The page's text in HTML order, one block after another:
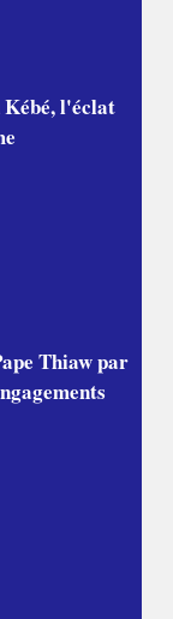
l'éclat
Thiaw par